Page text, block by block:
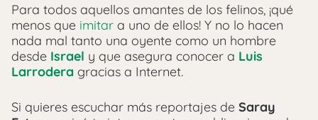
Para todos aquellos amantes de los felinos, ¡qué
menos que imitar a uno de ellos! Y no lo hacen
nada mal tanto una oyente como un hombre
desde Israel y que asegura conocer a Luis
Larrodera gracias a Internet.
Si quieres escuchar más reportajes de Saray